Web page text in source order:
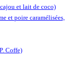
et lait de coco)
et poire caramélisées,
Coffe)